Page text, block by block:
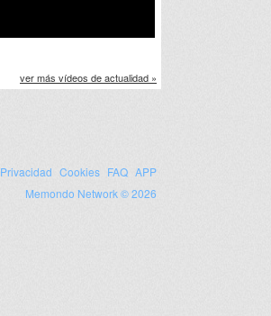
ver más vídeos de actualidad »
Privacidad Cookies FAQ APP
Memondo Network © 2026